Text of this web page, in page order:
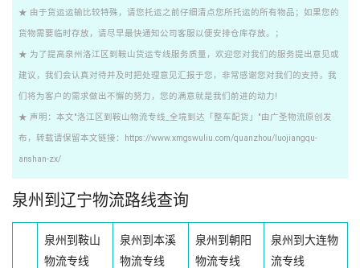
★ 由于货运运输比较特殊，请您托运之前仔细清点您所托运的所有物品；如果您的
货物需要临时存放，请尽早最快通知公司客服以便安排仓库存放。；
★ 为了提高泉州洛江区到鞍山货运专线服务质量，欢迎您对我们的服务提出意见或
建议，我们会认真对待并及时把处理意见汇报于您，非常感谢您对我们的支持，我
们将为客户的需求做出不懈的努力，您的满意就是我们前进的动力!
★ 声明：本文"洛江区到鞍山物流专线_全境到达「整车配货」"由广圣物流原创发
布，转载请保留本文链接：https://www.xmgswuliu.com/quanzhou/luojiangqu-
anshan-zx/
泉州到辽宁物流路线查询
泉州到鞍山
物流专线
泉州到本溪
物流专线
泉州到朝阳
物流专线
泉州到大连物
流专线